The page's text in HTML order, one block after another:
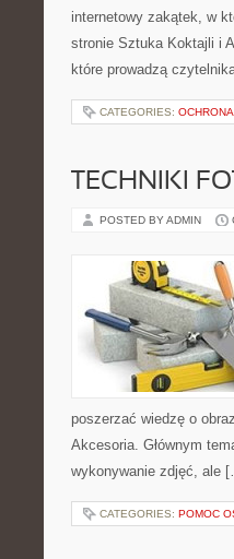
internetowy zakątek, w
stronie Sztuka Koktajli i
które prowadzą
CATEGORIES: OCHRONA
TECHNIKI
POSTED BY ADMIN
poszerzać wiedzę o
Akcesoria. Głównym
wykonywanie zdjęć, ale
CATEGORIES: POMOC